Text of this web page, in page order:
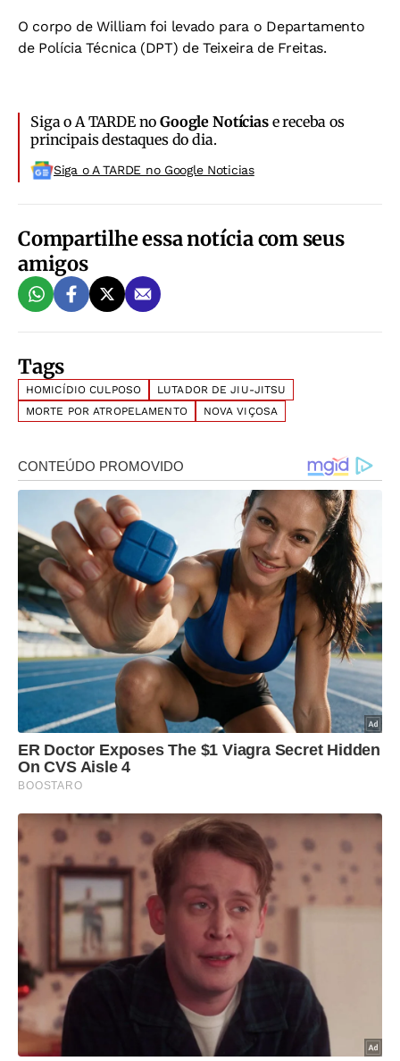
O corpo de William foi levado para o Departamento
de Polícia Técnica (DPT) de Teixeira de Freitas.
Siga o A TARDE noGoogle Notíciase receba os
principais destaques do dia.
Siga o A TARDE no Google Noticias
Compartilhe essa notícia com seus
amigos
Tags
HOMICÍDIO CULPOSO
LUTADOR DE JIU-JITSU
MORTE POR ATROPELAMENTO
NOVA VIÇOSA